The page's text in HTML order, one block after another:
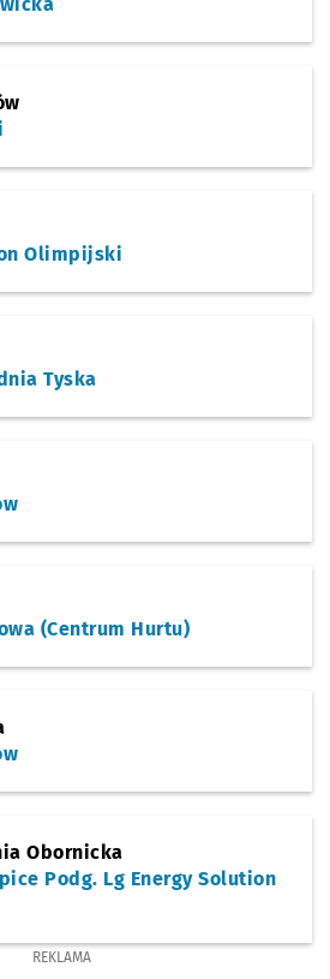
Olimpijski
Tyska
(Centrum Hurtu)
Obornicka
Podg. Lg Energy Solution
REKLAMA